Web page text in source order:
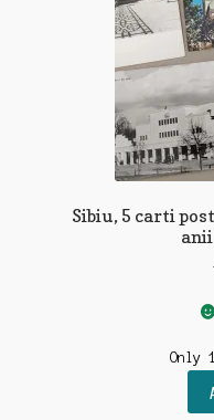
Sibiu, 5 carti
anii
Only